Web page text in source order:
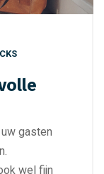
gasten
wel fijn